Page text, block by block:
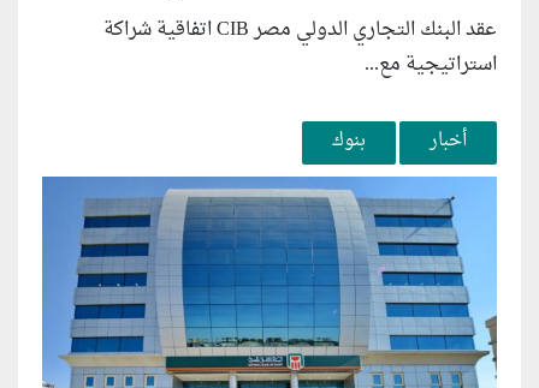
عقد البنك التجاري الدولي مصر CIB اتفاقية شراكة
استراتيجية مع...
أخبار بنوك